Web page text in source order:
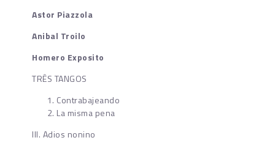
Astor Piazzola
Anibal Troilo
Homero Exposito
TRÊS TANGOS
Contrabajeando
La misma pena
III. Adios nonino